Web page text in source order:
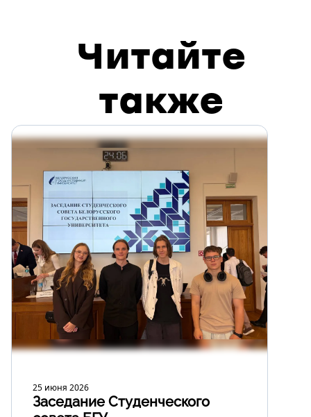
Читайте
также
25 июня 2026
Заседание Студенческого